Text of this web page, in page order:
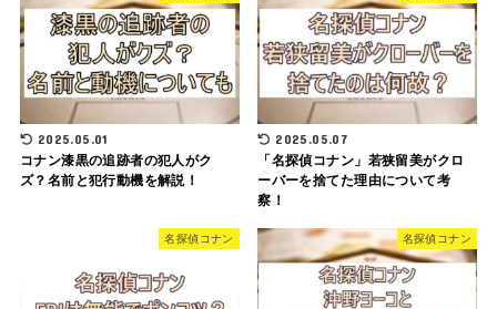
2025.05.01
コナン漆黒の追跡者の犯人がク
ズ？名前と犯行動機を解説！
2025.05.07
「名探偵コナン」若狭留美がクロ
ーバーを捨てた理由について考
察！
名探偵コナン 名探偵コナン